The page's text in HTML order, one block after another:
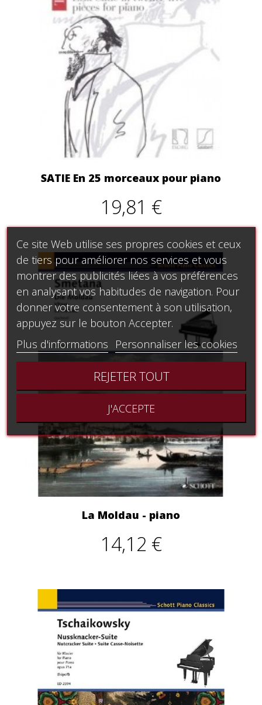
SATIE En 25 morceaux pour piano
19,81 €
La Moldau - piano
14,12 €
Ce site Web utilise ses propres cookies et ceux
de tiers pour améliorer nos services et vous
montrer des publicités liées à vos préférences
en analysant vos habitudes de navigation. Pour
donner votre consentement à son utilisation,
appuyez sur le bouton Accepter.
Plus d'informations
Personnaliser les cookies
REJETER TOUT
J'ACCEPTE